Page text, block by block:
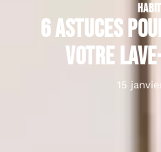
6 astuces
votre
15